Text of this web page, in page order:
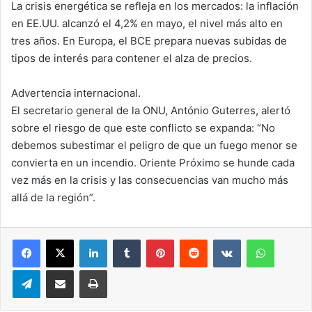
La crisis energética se refleja en los mercados: la inflación
en EE.UU. alcanzó el 4,2% en mayo, el nivel más alto en
tres años. En Europa, el BCE prepara nuevas subidas de
tipos de interés para contener el alza de precios.
Advertencia internacional.
El secretario general de la ONU, António Guterres, alertó
sobre el riesgo de que este conflicto se expanda: “No
debemos subestimar el peligro de que un fuego menor se
convierta en un incendio. Oriente Próximo se hunde cada
vez más en la crisis y las consecuencias van mucho más
allá de la región”.
LinkedInTumblr PinterestReddit VKontakte
TelegramCompartir via correo electrónicoImpresión